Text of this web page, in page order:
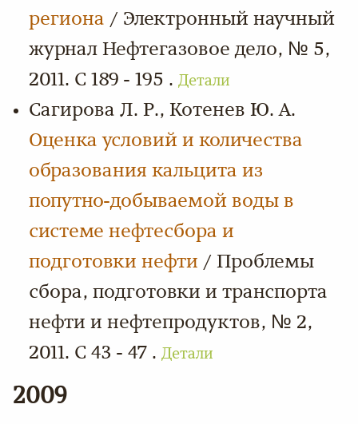
региона / Электронный научный
журнал Нефтегазовое дело, № 5,
2011. С 189 - 195 . Детали
Сагирова Л. Р., Котенев Ю. А.
Оценка условий и количества
образования кальцита из
попутно-добываемой воды в
системе нефтесбора и
подготовки нефти / Проблемы
сбора, подготовки и транспорта
нефти и нефтепродуктов, № 2,
2011. С 43 - 47 . Детали
2009